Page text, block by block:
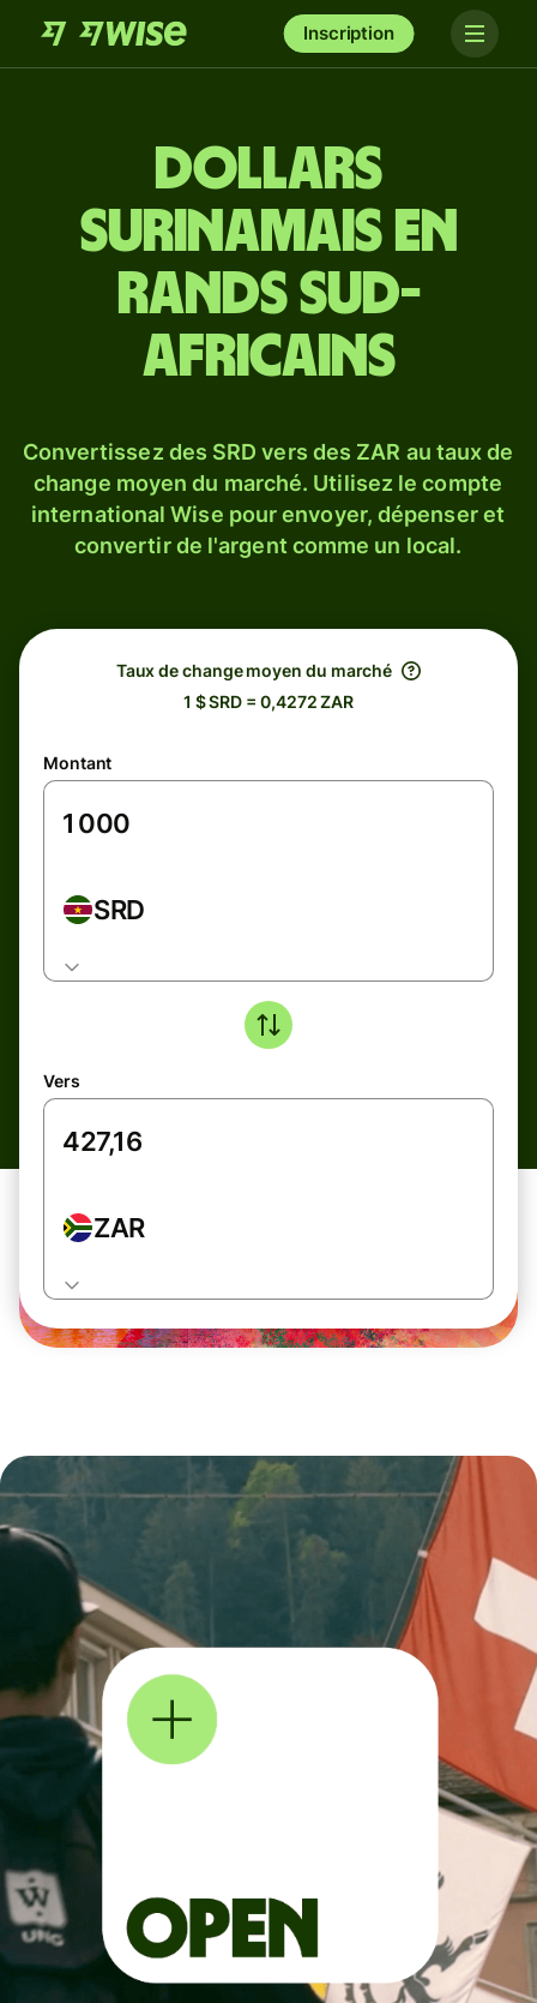
Inscription
Dollars
surinamais en
rands sud-
africains
Convertissez des SRD vers des ZAR au taux de
change moyen du marché. Utilisez le compte
international Wise pour envoyer, dépenser et
convertir de l'argent comme un local.
Taux de change moyen du marché
1 $ SRD = 0,4272 ZAR
Montant
SRD
Vers
ZAR